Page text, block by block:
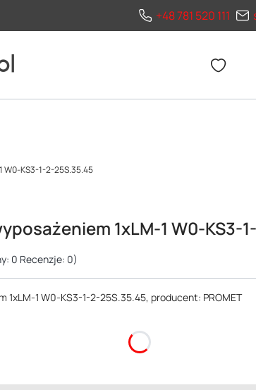
+48 781 520 111
W0-KS3-1-2-25S.35.45
1xLM-1 W0-KS3-
0 Recenzje: 0)
1xLM-1 W0-KS3-1-2-25S.35.45, producent: PROMET